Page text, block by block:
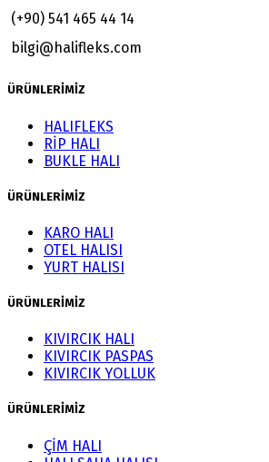
(+90) 541 465 44 14
bilgi@halifleks.com
ÜRÜNLERİMİZ
HALIFLEKS
RİP HALI
BUKLE HALI
ÜRÜNLERİMİZ
KARO HALI
OTEL HALISI
YURT HALISI
ÜRÜNLERİMİZ
KIVIRCIK HALI
KIVIRCIK PASPAS
KIVIRCIK YOLLUK
ÜRÜNLERİMİZ
ÇİM HALI